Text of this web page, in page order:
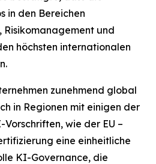
in den Bereichen
Risikomanagement und
höchsten internationalen
zunehmend global
in Regionen mit einigen der
wie der EU –
eine einheitliche
KI-Governance, die